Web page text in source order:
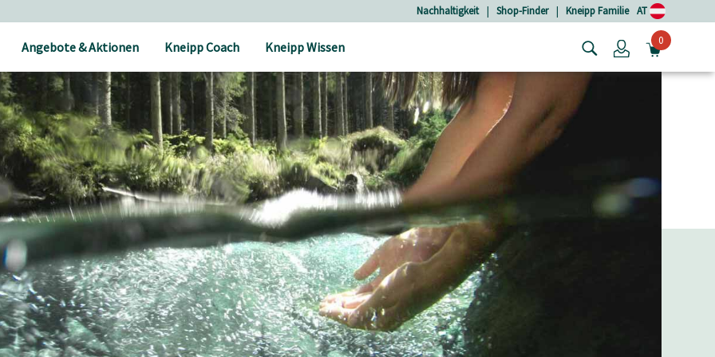
Nachhaltigkeit | Shop-Finder | Kneipp Familie AT
Angebote & Aktionen Kneipp Coach Kneipp Wissen Login0